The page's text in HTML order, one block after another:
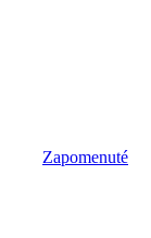
Zapomenuté